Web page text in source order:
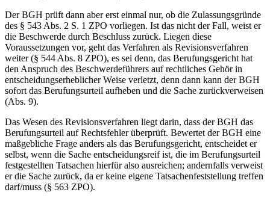
Der BGH prüft dann aber erst einmal nur, ob die Zulassungsgründe
des § 543 Abs. 2 S. 1 ZPO vorliegen. Ist das nicht der Fall, weist er
die Beschwerde durch Beschluss zurück. Liegen diese
Voraussetzungen vor, geht das Verfahren als Revisionsverfahren
weiter (§ 544 Abs. 8 ZPO), es sei denn, das Berufungsgericht hat
den Anspruch des Beschwerdeführers auf rechtliches Gehör in
entscheidungserheblicher Weise verletzt, denn dann kann der BGH
sofort das Berufungsurteil aufheben und die Sache zurückverweisen
(Abs. 9).
Das Wesen des Revisionsverfahren liegt darin, dass der BGH das
Berufungsurteil auf Rechtsfehler überprüft. Bewertet der BGH eine
maßgebliche Frage anders als das Berufungsgericht, entscheidet er
selbst, wenn die Sache entscheidungsreif ist, die im Berufungsurteil
festgestellten Tatsachen hierfür also ausreichen; andernfalls verweist
er die Sache zurück, da er keine eigene Tatsachenfeststellung treffen
darf/muss (§ 563 ZPO).